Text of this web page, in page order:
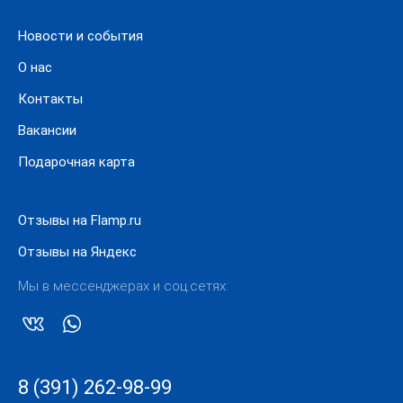
самовывоза или заказать доставку. Оплата возможна
любым удобным способом.
Новости и события
О нас
Контакты
Вакансии
Подарочная карта
Отзывы на Flamp.ru
Отзывы на Яндекс
Мы в мессенджерах и соц.сетях:
8 (391) 262-98-99